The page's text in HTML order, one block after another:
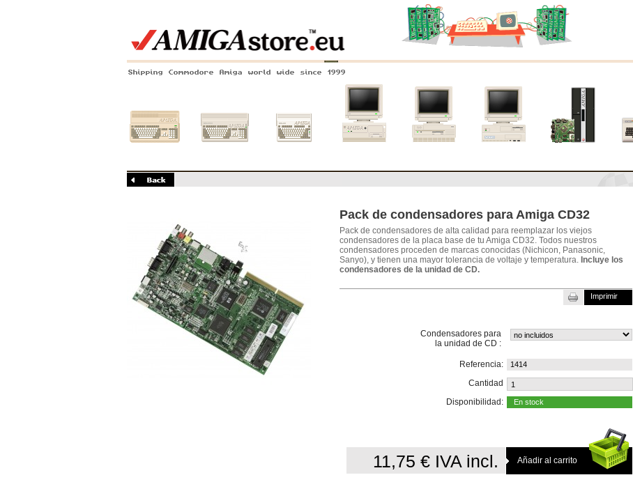
Shipping Commodore Amiga world wide since 1999
Pack de condensadores para Amiga CD32
Pack de condensadores de alta calidad para reemplazar los viejos
condensadores de la placa base de tu Amiga CD32. Todos nuestros
condensadores proceden de marcas conocidas (Nichicon, Panasonic,
Sanyo), y tienen una mayor tolerancia de voltaje y temperatura. Incluye los
condensadores de la unidad de CD.
Imprimir
Condensadores para
la unidad de CD :
Referencia: 1414
Cantidad
Disponibilidad:
En stock
11,75 € IVA incl.